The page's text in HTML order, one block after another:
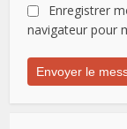
Enregistrer
navigateur pour